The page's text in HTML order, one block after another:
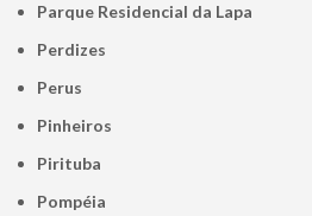
Parque Residencial da Lapa
Perdizes
Perus
Pinheiros
Pirituba
Pompéia